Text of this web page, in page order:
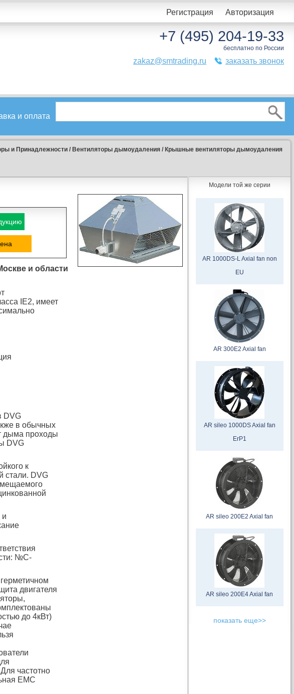
Регистрация Авторизация
+7 (495) 204-19-33
бесплатно по России
zakaz@smtrading.ru заказать звонок
и оплата
и Принадлежности / Вентиляторы дымоудаления / Крышные вентиляторы дымоудаления
и области
IE2, имеет
DVG
в обычных
дыма проходы
DVG
к
стали. DVG
и
№С-
двигателя
до 4кВт)
частотно
EMC
Модели той же серии
AR 1000DS-L Axial fan non
EU
AR 300E2 Axial fan
AR sileo 1000DS Axial fan
ErP1
AR sileo 200E2 Axial fan
AR sileo 200E4 Axial fan
показать еще>>